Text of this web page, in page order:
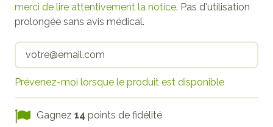
merci de lire attentivement la notice. Pas d'utilisation
prolongée sans avis médical.
Prévenez-moi lorsque le produit est disponible
Gagnez 14 points de fidélité